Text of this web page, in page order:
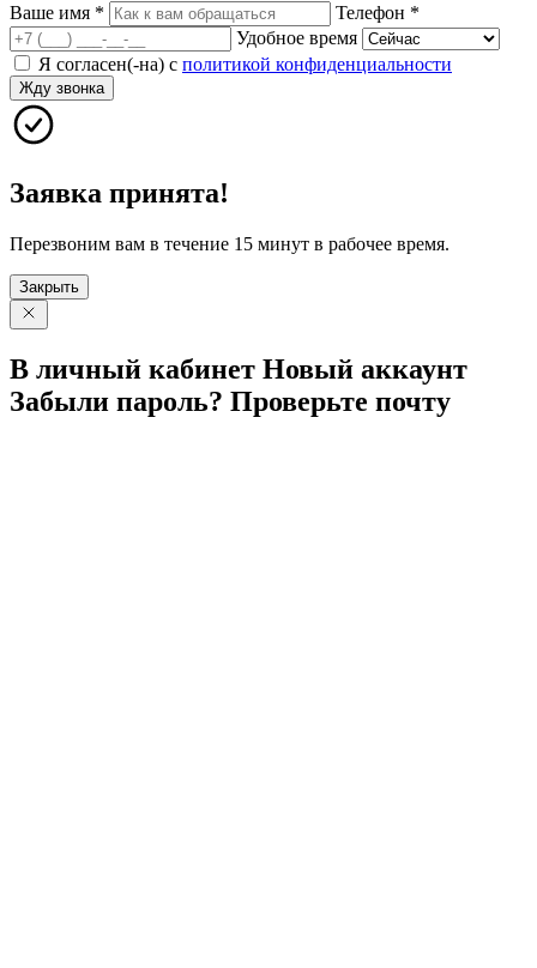
Ваше имя * Телефон *
Удобное время
Я согласен(-на) с политикой конфиденциальности
Жду звонка
Заявка принята!
Перезвоним вам в течение 15 минут в рабочее время.
Закрыть
В личный кабинет Новый аккаунт
Забыли пароль? Проверьте почту